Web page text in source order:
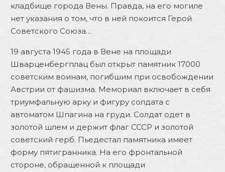
кладбище города Вены. Правда, на его могиле
нет указания о том, что в ней покоится Герой
Советского Союза…
19 августа 1945 года в Вене на площади
Шварценбергплац был открыт памятник 17000
советским воинам, погибшим при освобождении
Австрии от фашизма. Мемориал включает в себя
триумфальную арку и фигуру солдата с
автоматом Шпагина на груди. Солдат одет в
золотой шлем и держит флаг СССР и золотой
советский герб. Пьедестал памятника имеет
форму пятигранника. На его фронтальной
стороне, обращенной к площади